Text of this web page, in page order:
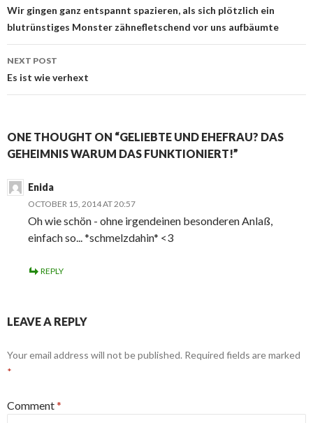
navigation
Wir gingen ganz entspannt spazieren, als sich plötzlich ein
blutrünstiges Monster zähnefletschend vor uns aufbäumte
NEXT POST
Es ist wie verhext
ONE THOUGHT ON “GELIEBTE UND EHEFRAU? DAS
GEHEIMNIS WARUM DAS FUNKTIONIERT!”
Enida
OCTOBER 15, 2014 AT 20:57
Oh wie schön - ohne irgendeinen besonderen Anlaß,
einfach so... *schmelzdahin* <3
REPLY
LEAVE A REPLY
Your email address will not be published. Required fields are marked
*
Comment*